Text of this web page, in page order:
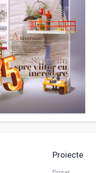
Proiecte